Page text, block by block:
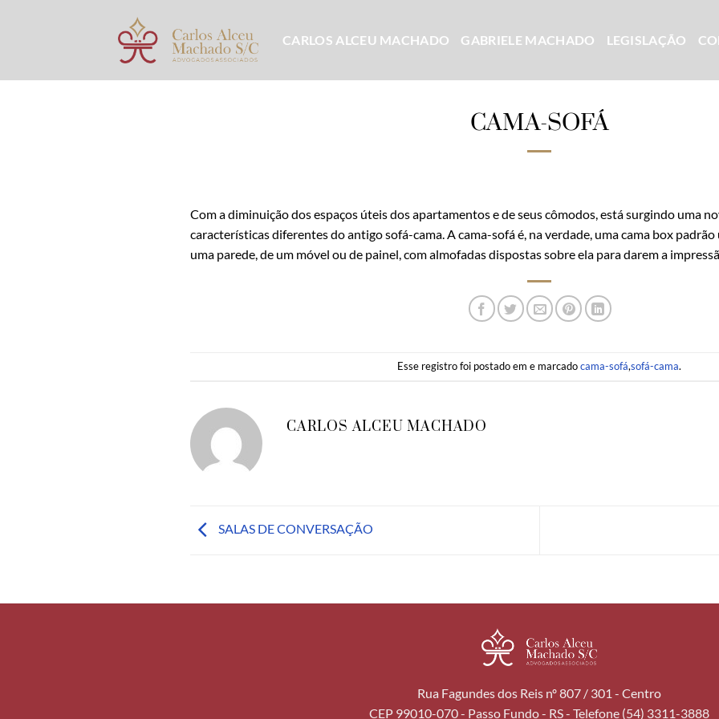
CARLOS ALCEU MACHADO GABRIELE MACHADO LEGISLAÇÃO
CAMA-SOFÁ
Com a diminuição dos espaços úteis dos apartamentos e de seus cômodos, está surgindo uma
características diferentes do antigo sofá-cama. A cama-sofá é, na verdade, uma cama box
uma parede, de um móvel ou de painel, com almofadas dispostas sobre ela para darem a
Esse registro foi postado em e marcadocama-sofá,sofá-cama.
CARLOS ALCEU MACHADO
SALAS DE CONVERSAÇÃO
Rua Fagundes dos Reis nº 807 / 301 - Centro
CEP 99010-070 - Passo Fundo - RS - Telefone (54) 3311-3888